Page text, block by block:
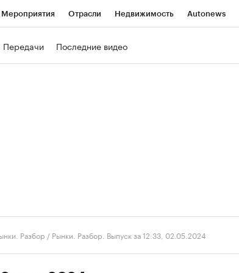
Мероприятия Отрасли Недвижимость Autonews
Передачи Последние видео
Разбор / Рынки. Разбор. Выпуск за 12:33, 02.05.2024